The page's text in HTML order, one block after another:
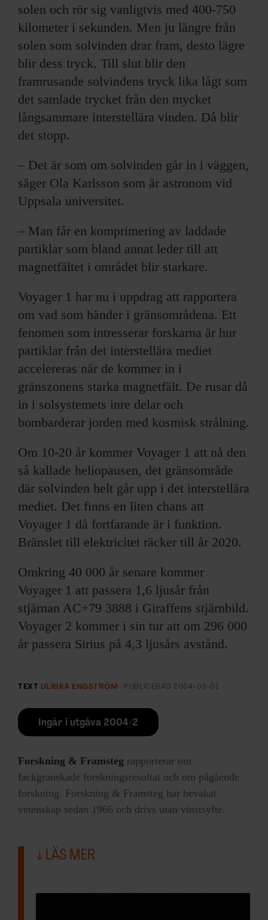
solen och rör sig vanligtvis med 400-750
kilometer i sekunden. Men ju längre från
solen som solvinden drar fram, desto lägre
blir dess tryck. Till slut blir den
framrusande solvindens tryck lika lågt som
det samlade trycket från den mycket
långsammare interstellära vinden. Då blir
det stopp.
– Det är som om solvinden går in i väggen,
säger Ola Karlsson som är astronom vid
Uppsala universitet.
– Man får en komprimering av laddade
partiklar som bland annat leder till att
magnetfältet i området blir starkare.
Voyager 1 har nu i uppdrag att rapportera
om vad som händer i gränsområdena. Ett
fenomen som intresserar forskarna är hur
partiklar från det interstellära mediet
accelereras när de kommer in i
gränszonens starka magnetfält. De rusar då
in i solsystemets inre delar och
bombarderar jorden med kosmisk strålning.
Om 10-20 år kommer Voyager 1 att nå den
så kallade heliopausen, det gränsområde
där solvinden helt går upp i det interstellära
mediet. Det finns en liten chans att
Voyager 1 då fortfarande är i funktion.
Bränslet till elektricitet räcker till år 2020.
Omkring 40 000 år senare kommer
Voyager 1 att passera 1,6 ljusår från
stjärnan AC+79 3888 i Giraffens stjärnbild.
Voyager 2 kommer i sin tur att om 296 000
år passera Sirius på 4,3 ljusårs avstånd.
TEXT ULRIKA ENGSTRÖM PUBLICERAD 2004-03-01
Ingår i utgåva 2004/2
Forskning & Framsteg rapporterar om
fackgranskade forskningsresultat och om pågående
forskning. Forskning & Framsteg har bevakat
vetenskap sedan 1966 och drivs utan vinstsyfte.
LÄS MER